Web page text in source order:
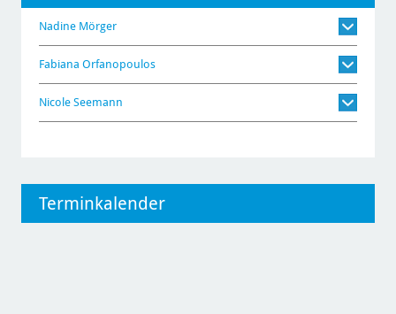
Nadine Mörger
Fabiana Orfanopoulos
Nicole Seemann
Terminkalender